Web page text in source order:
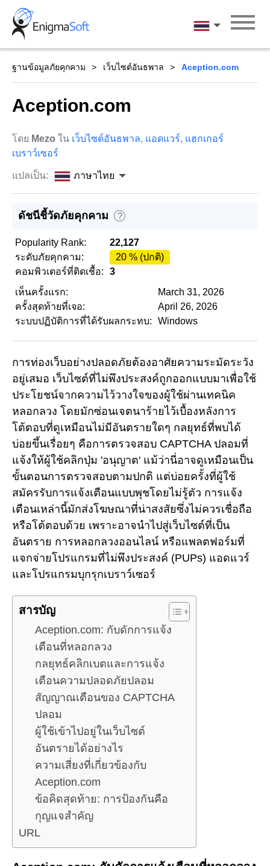
Skip
content
ภาษาไทย
ฐานข้อมูลภัยคุกคาม เว็บไซต์อันธพาล Aception.com
Aception.com
โดย Mezo ใน เว็บไซต์อันธพาล, แอดแวร์, แฮกเกอร์
เบราว์เซอร์
แปลเป็น: ภาษาไทย
ดัชนีชี้วัดภัยคุกคาม ?
Popularity Rank:
22,127
ระดับภัยคุกคาม:
20 % (ปกติ)
คอมพิวเตอร์ที่ติดเชื้อ:
3
เห็นครั้งแรก:
March 31, 2026
ครั้งสุดท้ายที่เจอ:
April 26, 2026
ระบบปฏิบัติการที่ได้รับผลกระทบ:
Windows
การท่องเว็บอย่างปลอดภัยต้องอาศัยความระมัดระวัง
อยู่เสมอ เว็บไซต์ที่ไม่พึงประสงค์ถูกออกแบบมาเพื่อใช้
ประโยชน์จากความไว้วางใจของผู้ใช้ผ่านเทคนิค
หลอกลวง โดยมักซ่อนเจตนาร้ายไว้เบื้องหลังการ
โต้ตอบที่ดูเหมือนไม่มีอันตรายใดๆ กลยุทธ์ที่พบได้
บ่อยขึ้นเรื่อยๆ คือการตรวจสอบ CAPTCHA ปลอมที่
แจ้งให้ผู้ใช้คลิกปุ่ม 'อนุญาต' แม้ว่านี่อาจดูเหมือนเป็น
ขั้นตอนการตรวจสอบตามปกติ แต่บ่อยครั้งที่ผู้ใช้
สมัครรับการแจ้งเตือนแบบพุชโดยไม่รู้ตัว การแจ้ง
เตือนเหล่านี้มักส่งโฆษณาที่น่าสงสัยซึ่งไม่ควรเชื่อถือ
หรือโต้ตอบด้วย เพราะอาจนำไปสู่เว็บไซต์ที่เป็น
อันตราย การหลอกลวงออนไลน์ หรือแพลตฟอร์มที่
แจกจ่ายโปรแกรมที่ไม่พึงประสงค์ (PUPs) แอดแวร์
และโปรแกรมบุกรุกเบราว์เซอร์
สารบัญ
Aception.com: กับดักการแจ้ง
เตือนที่หลอกลวง
กลยุทธ์คลิกเบตและการแจ้ง
เตือนความปลอดภัยปลอม
สัญญาณเตือนของ CAPTCHA
ปลอม
ผู้ใช้เข้าไปอยู่ในเว็บไซต์
อันตรายได้อย่างไร
ความเสี่ยงที่เกี่ยวข้องกับ
Aception.com
ข้อคิดสุดท้าย: การป้องกันคือ
กุญแจสำคัญ
URL